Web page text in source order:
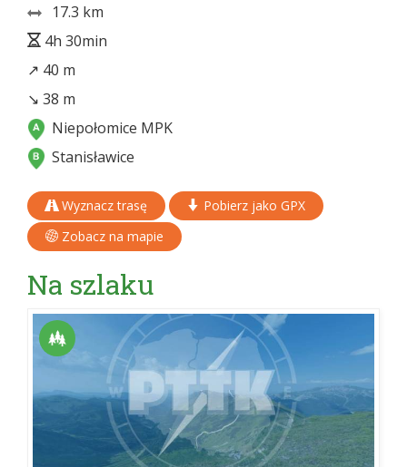
17.3 km
4h 30min
↗ 40 m
↘ 38 m
Niepołomice MPK
Stanisławice
Wyznacz trasę
Pobierz jako GPX
Zobacz na mapie
Na szlaku